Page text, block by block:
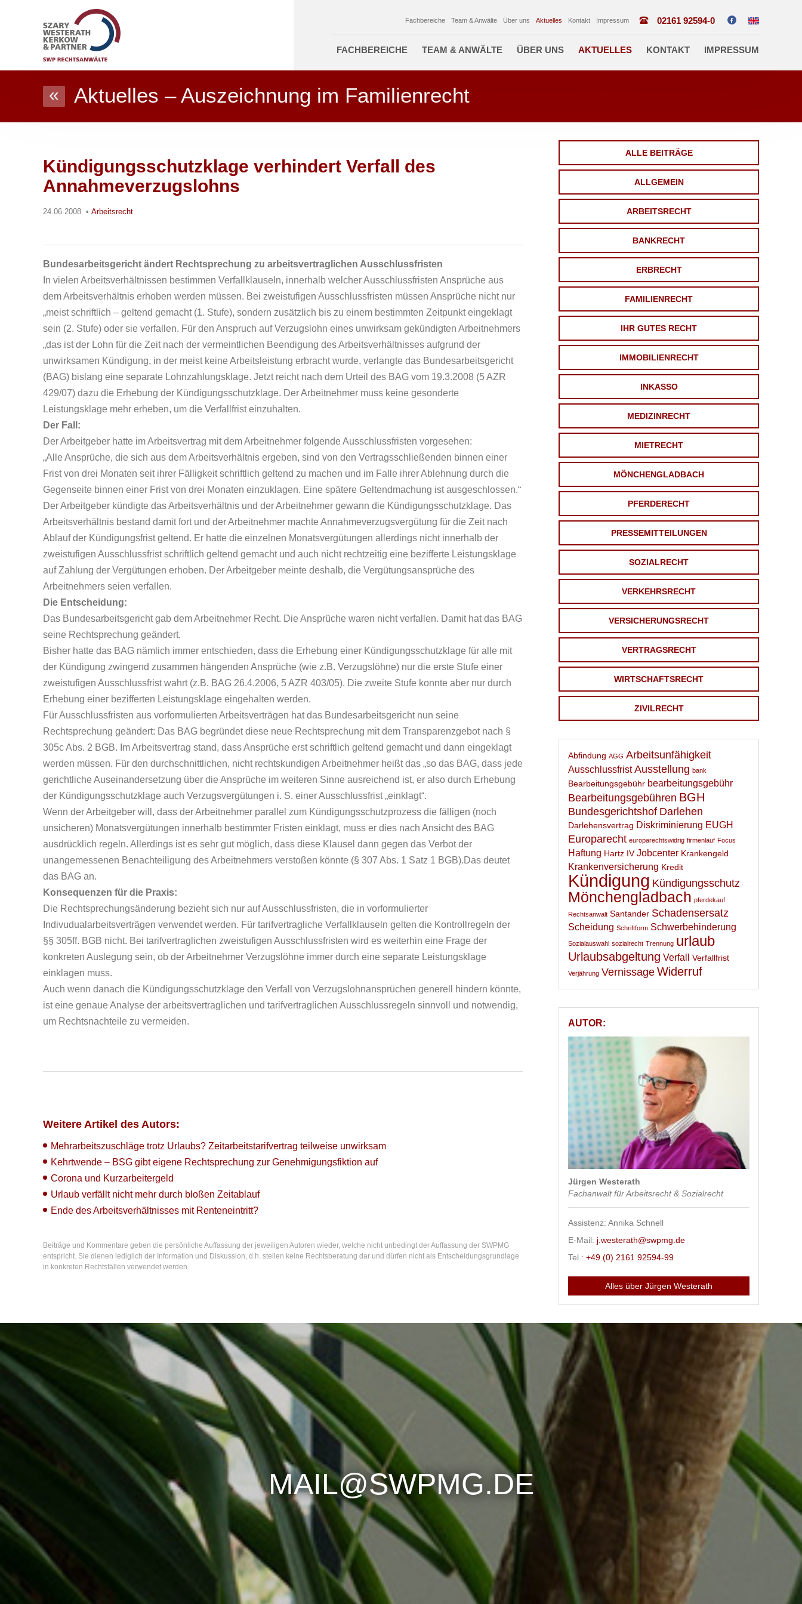
02161 92594-0
Fachbereiche Team & Anwälte Über uns Aktuelles Kontakt Impressum
FACHBEREICHE TEAM & ANWÄLTE ÜBER UNS AKTUELLES KONTAKT IMPRESSUM
« Aktuelles – Auszeichnung im Familienrecht
ALLE BEITRÄGE
ALLGEMEIN
ARBEITSRECHT
BANKRECHT
ERBRECHT
FAMILIENRECHT
IHR GUTES RECHT
IMMOBILIENRECHT
INKASSO
MEDIZINRECHT
MIETRECHT
MÖNCHENGLADBACH
PFERDERECHT
PRESSEMITTEILUNGEN
SOZIALRECHT
VERKEHRSRECHT
VERSICHERUNGSRECHT
VERTRAGSRECHT
WIRTSCHAFTSRECHT
ZIVILRECHT
Abfindung AGG Arbeitsunfähigkeit
Ausschlussfrist Ausstellung bank
Bearbeitungsgebühr bearbeitungsgebühr
Bearbeitungsgebühren BGH
Bundesgerichtshof Darlehen
Darlehensvertrag Diskriminierung EUGH
Europarecht europarechtswidrig firmenlauf Focus
Haftung Hartz IV Jobcenter Krankengeld
Krankenversicherung Kredit
Kündigung Kündigungsschutz
Mönchengladbach pferdekauf
Rechtsanwalt Santander Schadensersatz
Scheidung Schriftform Schwerbehinderung
Sozialauswahl sozialrecht Trennung urlaub
Urlaubsabgeltung Verfall Verfallfrist
Verjährung Vernissage Widerruf
AUTOR:
Jürgen Westerath
Fachanwalt für Arbeitsrecht & Sozialrecht
Assistenz: Annika Schnell
E-Mail: j.westerath@swpmg.de
Tel.: +49 (0) 2161 92594-99
Alles über Jürgen Westerath
Kündigungsschutzklage verhindert Verfall des
Annahmeverzugslohns
24.06.2008 • Arbeitsrecht
Bundesarbeitsgericht ändert Rechtsprechung zu arbeitsvertraglichen Ausschlussfristen
In vielen Arbeitsverhältnissen bestimmen Verfallklauseln, innerhalb welcher Ausschlussfristen Ansprüche aus
dem Arbeitsverhältnis erhoben werden müssen. Bei zweistufigen Ausschlussfristen müssen Ansprüche nicht nur
„meist schriftlich – geltend gemacht (1. Stufe), sondern zusätzlich bis zu einem bestimmten Zeitpunkt eingeklagt
sein (2. Stufe) oder sie verfallen. Für den Anspruch auf Verzugslohn eines unwirksam gekündigten Arbeitnehmers
„das ist der Lohn für die Zeit nach der vermeintlichen Beendigung des Arbeitsverhältnisses aufgrund der
unwirksamen Kündigung, in der meist keine Arbeitsleistung erbracht wurde, verlangte das Bundesarbeitsgericht
(BAG) bislang eine separate Lohnzahlungsklage. Jetzt reicht nach dem Urteil des BAG vom 19.3.2008 (5 AZR
429/07) dazu die Erhebung der Kündigungsschutzklage. Der Arbeitnehmer muss keine gesonderte
Leistungsklage mehr erheben, um die Verfallfrist einzuhalten.
Der Fall:
Der Arbeitgeber hatte im Arbeitsvertrag mit dem Arbeitnehmer folgende Ausschlussfristen vorgesehen:
„Alle Ansprüche, die sich aus dem Arbeitsverhältnis ergeben, sind von den Vertragsschließenden binnen einer
Frist von drei Monaten seit ihrer Fälligkeit schriftlich geltend zu machen und im Falle ihrer Ablehnung durch die
Gegenseite binnen einer Frist von drei Monaten einzuklagen. Eine spätere Geltendmachung ist ausgeschlossen.“
Der Arbeitgeber kündigte das Arbeitsverhältnis und der Arbeitnehmer gewann die Kündigungsschutzklage. Das
Arbeitsverhältnis bestand damit fort und der Arbeitnehmer machte Annahmeverzugsvergütung für die Zeit nach
Ablauf der Kündigungsfrist geltend. Er hatte die einzelnen Monatsvergütungen allerdings nicht innerhalb der
zweistufigen Ausschlussfrist schriftlich geltend gemacht und auch nicht rechtzeitig eine bezifferte Leistungsklage
auf Zahlung der Vergütungen erhoben. Der Arbeitgeber meinte deshalb, die Vergütungsansprüche des
Arbeitnehmers seien verfallen.
Die Entscheidung:
Das Bundesarbeitsgericht gab dem Arbeitnehmer Recht. Die Ansprüche waren nicht verfallen. Damit hat das BAG
seine Rechtsprechung geändert.
Bisher hatte das BAG nämlich immer entschieden, dass die Erhebung einer Kündigungsschutzklage für alle mit
der Kündigung zwingend zusammen hängenden Ansprüche (wie z.B. Verzugslöhne) nur die erste Stufe einer
zweistufigen Ausschlussfrist wahrt (z.B. BAG 26.4.2006, 5 AZR 403/05). Die zweite Stufe konnte aber nur durch
Erhebung einer bezifferten Leistungsklage eingehalten werden.
Für Ausschlussfristen aus vorformulierten Arbeitsverträgen hat das Bundesarbeitsgericht nun seine
Rechtsprechung geändert: Das BAG begründet diese neue Rechtsprechung mit dem Transparenzgebot nach §
305c Abs. 2 BGB. Im Arbeitsvertrag stand, dass Ansprüche erst schriftlich geltend gemacht und dann eingeklagt
werden müssen. Für den durchschnittlichen, nicht rechtskundigen Arbeitnehmer heißt das „so das BAG, dass jede
gerichtliche Auseinandersetzung über die Ansprüche im weiteren Sinne ausreichend ist, er also durch Erhebung
der Kündigungsschutzklage auch Verzugsvergütungen i. S. einer Ausschlussfrist „einklagt“.
Wenn der Arbeitgeber will, dass der Arbeitnehmer parallel zum Kündigungsschutzprozess die fälligen (noch
unsicheren) Monatsvergütungen innerhalb bestimmter Fristen einklagt, muss er dies nach Ansicht des BAG
ausdrücklich regeln. Allerdings ist es sehr gut möglich, dass diese Klausel dann gegen das Verbot der
unangemessenen Benachteiligung des Arbeitnehmers verstoßen könnte (§ 307 Abs. 1 Satz 1 BGB).Das deutet
das BAG an.
Konsequenzen für die Praxis:
Die Rechtsprechungsänderung bezieht sich nur auf Ausschlussfristen, die in vorformulierter
Indivudualarbeitsverträgen verwendet werden. Für tarifvertragliche Verfallklauseln gelten die Kontrollregeln der
§§ 305ff. BGB nicht. Bei tarifvertraglichen zweistufigen Ausschlussfristen wird es weiterhin eine Frage der
konkreten Auslegung sein, ob der Arbeitnehmer Verzugslöhne immer durch eine separate Leistungsklage
einklagen muss.
Auch wenn danach die Kündigungsschutzklage den Verfall von Verzugslohnansprüchen generell hindern könnte,
ist eine genaue Analyse der arbeitsvertraglichen und tarifvertraglichen Ausschlussregeln sinnvoll und notwendig,
um Rechtsnachteile zu vermeiden.
Weitere Artikel des Autors:
Mehrarbeitszuschläge trotz Urlaubs? Zeitarbeitstarifvertrag teilweise unwirksam
Kehrtwende – BSG gibt eigene Rechtsprechung zur Genehmigungsfiktion auf
Corona und Kurzarbeitergeld
Urlaub verfällt nicht mehr durch bloßen Zeitablauf
Ende des Arbeitsverhältnisses mit Renteneintritt?
Beiträge und Kommentare geben die persönliche Auffassung der jeweiligen Autoren wieder, welche nicht unbedingt der Auffassung der SWPMG
entspricht. Sie dienen lediglich der Information und Diskussion, d.h. stellen keine Rechtsberatung dar und dürfen nicht als Entscheidungsgrundlage
in konkreten Rechtsfällen verwendet werden.
MAIL@SWPMG.DE